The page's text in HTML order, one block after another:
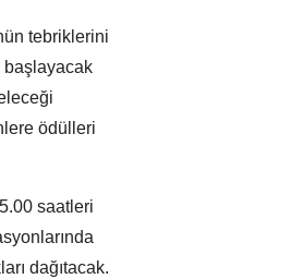
tebriklerini
başlayacak
ödülleri
saatleri
dağıtacak.